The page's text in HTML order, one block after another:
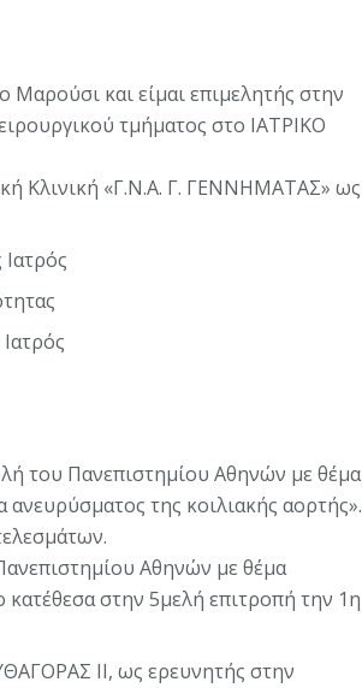
Μαρούσι και είμαι επιμελητής στην
τμήματος στο ΙΑΤΡΙΚΟ
Κλινική «Γ.Ν.Α. Γ. ΓΕΝΝΗΜΑΤΑΣ» ως
του Πανεπιστημίου Αθηνών με θέμα
της κοιλιακής αορτής».
Αθηνών με θέμα
στην 5μελή επιτροπή την 1η
ΙΙ, ως ερευνητής στην